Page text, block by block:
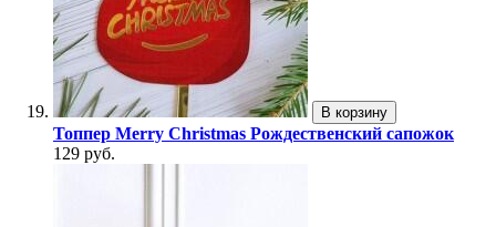
В корзину
Топпер Merry Christmas Рождественский сапожок
129 руб.